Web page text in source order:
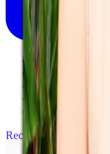
→
→
Lideró
→ Cofundadora
→
Maestría en
→ Experta en
Reconocimiento